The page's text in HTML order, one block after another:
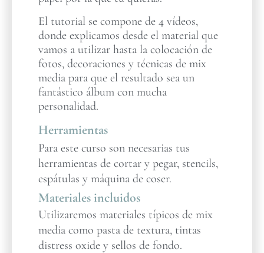
El tutorial se compone de 4 vídeos,
donde explicamos desde el material que
vamos a utilizar hasta la colocación de
fotos, decoraciones y técnicas de mix
media para que el resultado sea un
fantástico álbum con mucha
personalidad.
Herramientas
Para este curso son necesarias tus
herramientas de cortar y pegar, stencils,
espátulas y máquina de coser.
Materiales incluidos
Utilizaremos materiales típicos de mix
media como pasta de textura, tintas
distress oxide y sellos de fondo.